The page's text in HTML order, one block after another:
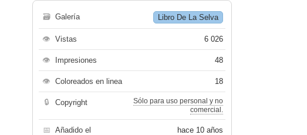
🗃 Galería Libro De La Selva
👁 Vistas 6 026
👁 Impresiones 48
👁 Coloreados en linea 18
🔒 Copyright
Sólo para uso personal y no
comercial.
📅 Añadido el hace 10 años